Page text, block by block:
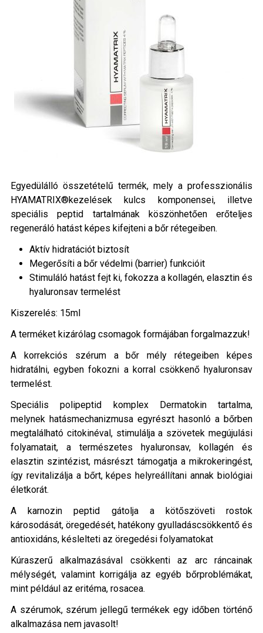
Egyedülálló összetételű termék, mely a professzionális
HYAMATRIX®kezelések kulcs komponensei, illetve
speciális peptid tartalmának köszönhetően erőteljes
regeneráló hatást képes kifejteni a bőr rétegeiben.
Aktív hidratációt biztosít
Megerősíti a bőr védelmi (barrier) funkcióit
Stimuláló hatást fejt ki, fokozza a kollagén, elasztin és
hyaluronsav termelést
Kiszerelés: 15ml
A terméket kizárólag csomagok formájában forgalmazzuk!
A korrekciós szérum a bőr mély rétegeiben képes
hidratálni, egyben fokozni a korral csökkenő hyaluronsav
termelést.
Speciális polipeptid komplex Dermatokin tartalma,
melynek hatásmechanizmusa egyrészt hasonló a bőrben
megtalálható citokinéval, stimulálja a szövetek megújulási
folyamatait, a természetes hyaluronsav, kollagén és
elasztin szintézist, másrészt támogatja a mikrokeringést,
így revitalizálja a bőrt, képes helyreállítani annak biológiai
életkorát.
A karnozin peptid gátolja a kötőszöveti rostok
károsodását, öregedését, hatékony gyulladáscsökkentő és
antioxidáns, késlelteti az öregedési folyamatokat
Kúraszerű alkalmazásával csökkenti az arc ráncainak
mélységét, valamint korrigálja az egyéb bőrproblémákat,
mint például az eritéma, rosacea.
A szérumok, szérum jellegű termékek egy időben történő
alkalmazása nem javasolt!